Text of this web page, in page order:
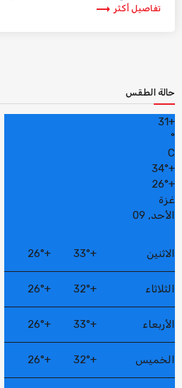
تفاصيل أكثر trending_flat
حالة الطقس
+
31
°
C
+
34°
+
26°
غزة
الأحد, 09
الاثنين +
33°
+
26°
الثلاثاء +
32°
+
26°
الأربعاء +
33°
+
26°
الخميس +
32°
+
26°